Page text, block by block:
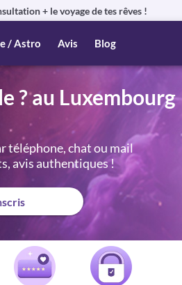
+ le voyage de tes rêves !
/ Astro Avis Blog
? au Luxembourg
téléphone, chat ou mail
avis authentiques !